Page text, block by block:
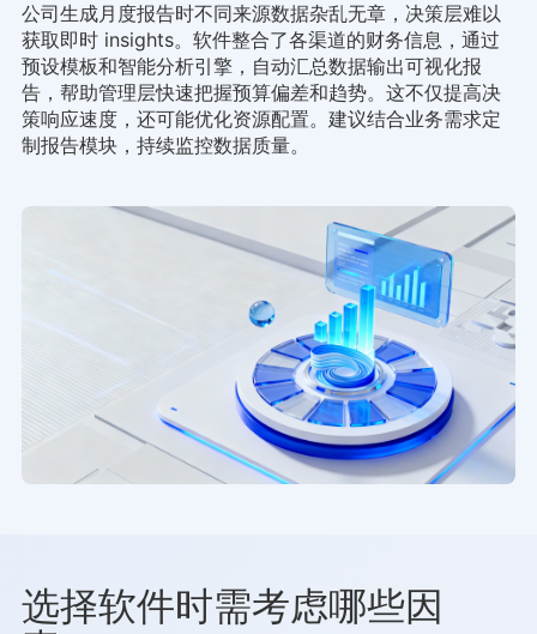
公司生成月度报告时不同来源数据杂乱无章，决策层难以
获取即时 insights。软件整合了各渠道的财务信息，通过
预设模板和智能分析引擎，自动汇总数据输出可视化报
告，帮助管理层快速把握预算偏差和趋势。这不仅提高决
策响应速度，还可能优化资源配置。建议结合业务需求定
制报告模块，持续监控数据质量。
选择软件时需考虑哪些因